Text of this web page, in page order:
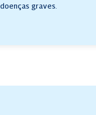
doenças graves.